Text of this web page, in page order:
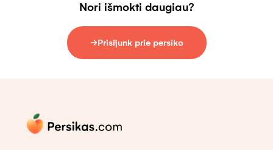
Nori išmokti daugiau?
Prisijunk prie persiko